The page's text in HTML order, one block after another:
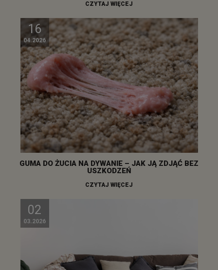
CZYTAJ WIĘCEJ
16
04.2026
GUMA DO ŻUCIA NA DYWANIE – JAK JĄ ZDJĄĆ BEZ
USZKODZEŃ
CZYTAJ WIĘCEJ
02
03.2026